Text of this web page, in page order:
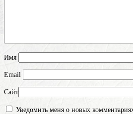
Имя
Email
Сайт
Уведомить меня о новых